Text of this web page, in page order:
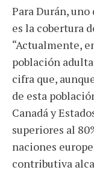
Para Durán,
es la cobertura
“Actualmente,
población
cifra que,
de esta
Canadá y
superiores al
naciones
contributiva